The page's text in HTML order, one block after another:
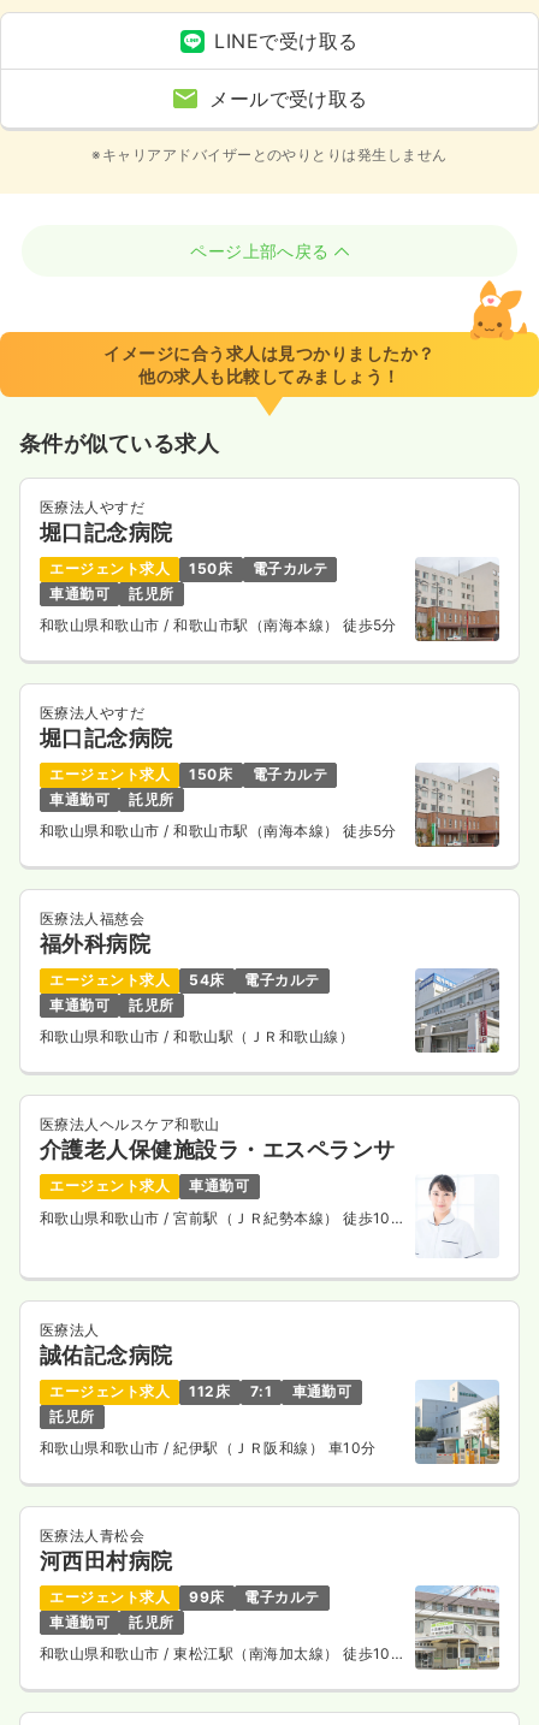
LINEで受け取る
メールで受け取る
※キャリアアドバイザーとのやりとりは発生しません
ページ上部へ戻る
イメージに合う求人は見つかりましたか？
他の求人も比較してみましょう！
条件が似ている求人
医療法人やすだ
堀口記念病院
エージェント求人 150床
電子カルテ
車通勤可
託児所
和歌山県和歌山市/ 和歌山市駅（南海本線） 徒歩5分
医療法人やすだ
堀口記念病院
エージェント求人 150床
電子カルテ
車通勤可
託児所
和歌山県和歌山市/ 和歌山市駅（南海本線） 徒歩5分
医療法人福慈会
福外科病院
エージェント求人 54床
電子カルテ
車通勤可
託児所
和歌山県和歌山市/ 和歌山駅（ＪＲ和歌山線）
医療法人ヘルスケア和歌山
介護老人保健施設ラ・エスペランサ
エージェント求人
車通勤可
和歌山県和歌山市 / 宮前駅（ＪＲ紀勢本線） 徒歩10
医療法人
誠佑記念病院
エージェント求人 112床 7:1
車通勤可
託児所
和歌山県和歌山市/ 紀伊駅（ＪＲ阪和線） 車10分
医療法人青松会
河西田村病院
エージェント求人 99床
電子カルテ
車通勤可
託児所
和歌山県和歌山市/ 東松江駅（南海加太線） 徒歩10